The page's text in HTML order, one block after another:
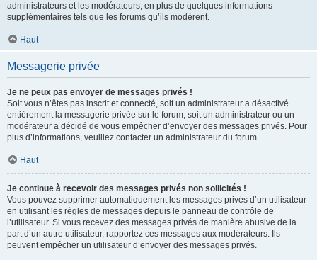
administrateurs et les modérateurs, en plus de quelques informations
supplémentaires tels que les forums qu’ils modèrent.
Haut
Messagerie privée
Je ne peux pas envoyer de messages privés !
Soit vous n’êtes pas inscrit et connecté, soit un administrateur a désactivé
entièrement la messagerie privée sur le forum, soit un administrateur ou un
modérateur a décidé de vous empêcher d’envoyer des messages privés. Pour
plus d’informations, veuillez contacter un administrateur du forum.
Haut
Je continue à recevoir des messages privés non sollicités !
Vous pouvez supprimer automatiquement les messages privés d’un utilisateur
en utilisant les règles de messages depuis le panneau de contrôle de
l’utilisateur. Si vous recevez des messages privés de manière abusive de la
part d’un autre utilisateur, rapportez ces messages aux modérateurs. Ils
peuvent empêcher un utilisateur d’envoyer des messages privés.